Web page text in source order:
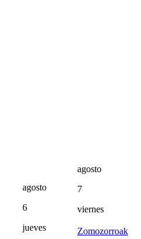
agosto
6
jueves
agosto
7
viernes
Zomozorroak